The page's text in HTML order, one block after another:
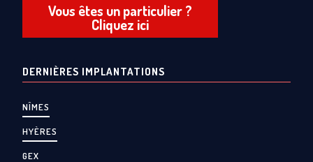
Vous êtes un particulier ?
Cliquez ici
DERNIÈRES IMPLANTATIONS
NÎMES
HYÈRES
GEX